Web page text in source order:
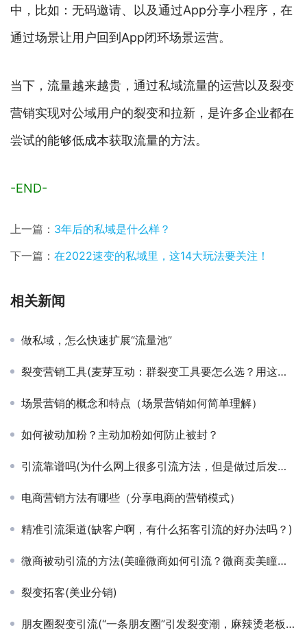
中，比如：无码邀请、以及通过App分享小程序，在
通过场景让用户回到App闭环场景运营。
当下，流量越来越贵，通过私域流量的运营以及裂变
营销实现对公域用户的裂变和拉新，是许多企业都在
尝试的能够低成本获取流量的方法。
-END-
上一篇： 3年后的私域是什么样？
下一篇： 在2022速变的私域里，这14大玩法要关注！
相关新闻
做私域，怎么快速扩展“流量池”
裂变营销工具(麦芽互动：群裂变工具要怎么选？用这个工具就够了)
场景营销的概念和特点（场景营销如何简单理解）
如何被动加粉？主动加粉如何防止被封？
引流靠谱吗(为什么网上很多引流方法，但是做过后发现效果很差？)
电商营销方法有哪些（分享电商的营销模式）
精准引流渠道(缺客户啊，有什么拓客引流的好办法吗？)
微商被动引流的方法(美瞳微商如何引流？微商卖美瞳怎么宣传？美瞳微商如何引流人脉)
裂变拓客(美业分销)
朋友圈裂变引流(“一条朋友圈”引发裂变潮，麻辣烫老板月获利21万，模式值得借鉴)